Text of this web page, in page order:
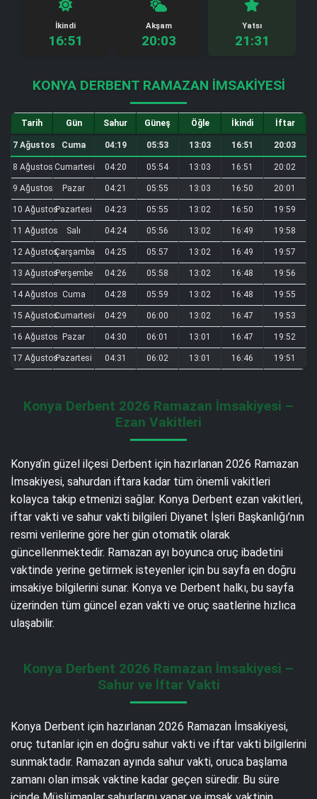
İkindi
16:51
Akşam
20:03
Yatsı
21:31
KONYA DERBENT RAMAZAN İMSAKIYESI
Tarih Gün Sahur Güneş Öğle İkindi İftar
7 Ağustos Cuma 04:19 05:53 13:03 16:51 20:03
8 Ağustos Cumartesi 04:20 05:54 13:03 16:51 20:02
9 Ağustos Pazar 04:21 05:55 13:03 16:50 20:01
10 AğustosPazartesi 04:23 05:55 13:02 16:50 19:59
11 Ağustos Salı 04:24 05:56 13:02 16:49 19:58
12 AğustosÇarşamba 04:25 05:57 13:02 16:49 19:57
13 AğustosPerşembe 04:26 05:58 13:02 16:48 19:56
14 Ağustos Cuma 04:28 05:59 13:02 16:48 19:55
15 AğustosCumartesi 04:29 06:00 13:02 16:47 19:53
16 Ağustos Pazar 04:30 06:01 13:01 16:47 19:52
17 AğustosPazartesi 04:31 06:02 13:01 16:46 19:51
Konya Derbent 2026 Ramazan İmsakiyesi –
Ezan Vakitleri
Konya’in güzel ilçesi Derbent için hazırlanan 2026 Ramazan
İmsakiyesi, sahurdan iftara kadar tüm önemli vakitleri
kolayca takip etmenizi sağlar. Konya Derbent ezan vakitleri,
iftar vakti ve sahur vakti bilgileri Diyanet İşleri Başkanlığı’nın
resmi verilerine göre her gün otomatik olarak
güncellenmektedir. Ramazan ayı boyunca oruç ibadetini
vaktinde yerine getirmek isteyenler için bu sayfa en doğru
imsakiye bilgilerini sunar. Konya ve Derbent halkı, bu sayfa
üzerinden tüm güncel ezan vakti ve oruç saatlerine hızlıca
ulaşabilir.
Konya Derbent 2026 Ramazan İmsakiyesi –
Sahur ve İftar Vakti
Konya Derbent için hazırlanan 2026 Ramazan İmsakiyesi,
oruç tutanlar için en doğru sahur vakti ve iftar vakti bilgilerini
sunmaktadır. Ramazan ayında sahur vakti, oruca başlama
zamanı olan imsak vaktine kadar geçen süredir. Bu süre